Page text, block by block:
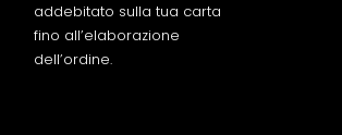
addebitato sulla tua carta
fino all’elaborazione
dell’ordine.